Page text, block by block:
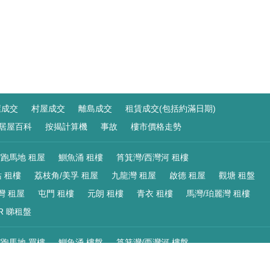
交 村屋成交 離島成交
租賃成交(包括約滿日期)
居屋百科 按揭計算機 事故 樓市價格走勢
馬地 租屋 鰂魚涌 租樓
筲箕灣/西灣河 租樓
租樓 荔枝角/美孚 租屋 九龍灣 租屋 啟德 租屋
觀塘 租盤
租屋 屯門 租樓 元朗 租樓 青衣 租樓
馬灣/珀麗灣 租樓
睇租盤
馬地 買樓 鰂魚涌 樓盤
筲箕灣/西灣河 樓盤